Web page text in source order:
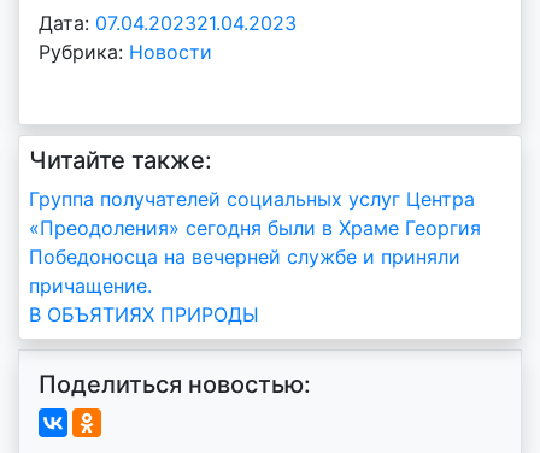
Дата: 07.04.202321.04.2023
р
v
o
i
m
y
Рубрика: Новости
Читайте также:
Навигация
по
записям
Группа получателей социальных услуг Центра
«Преодоления» сегодня были в Храме Георгия
Победоносца на вечерней службе и приняли
причащение.
В ОБЪЯТИЯХ ПРИРОДЫ
Поделиться новостью: